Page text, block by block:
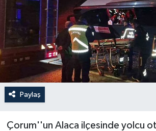
Paylaş
Çorum''un Alaca ilçesinde yolcu